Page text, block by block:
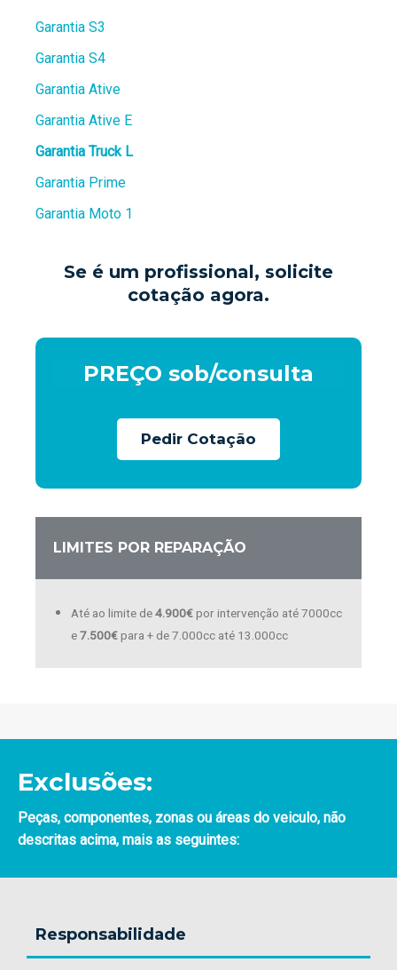
Garantia S3
Garantia S4
Garantia Ative
Garantia Ative E
Garantia Truck L
Garantia Prime
Garantia Moto 1
Se é um profissional, solicite
cotação agora.
PREÇO sob/consulta
Pedir Cotação
LIMITES POR REPARAÇÃO
Até ao limite de4.900€por intervenção até 7000cc
e7.500€para + de 7.000cc até 13.000cc
Exclusões:
Peças, componentes, zonas ou áreas do veiculo, não
descritas acima, mais as seguintes:
Responsabilidade